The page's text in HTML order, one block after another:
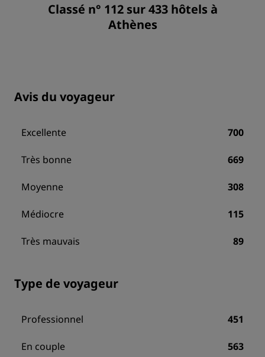
Classé n° 112 sur 433 hôtels à
Athènes
Avis du voyageur
Excellente 700
Très bonne 669
Moyenne 308
Médiocre 115
Très mauvais 89
Type de voyageur
Professionnel 451
En couple 563